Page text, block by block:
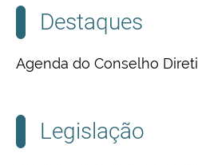
Destaques
Agenda do Conselho
Legislação